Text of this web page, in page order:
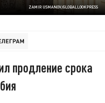
ZAMIR USMANOV/GLOBALLOOKPRESS
продление срока